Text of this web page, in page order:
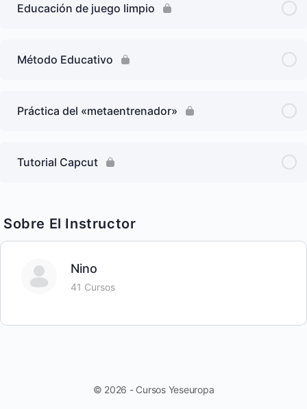
Educación de juego limpio
Método Educativo
Práctica del «metaentrenador»
Tutorial Capcut
Sobre El Instructor
Nino
41 Cursos
© 2026 - Cursos Yeseuropa